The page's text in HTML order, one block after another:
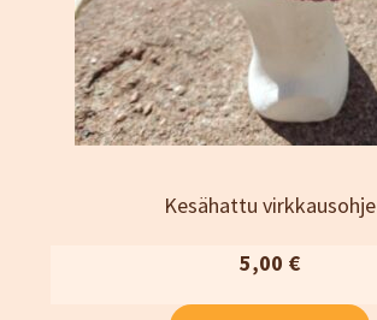
Kesähattu virkkausohje
5,00 €